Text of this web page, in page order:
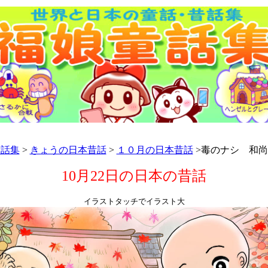
集> きょうの日本昔話> １０月の日本昔話>毒のナシ 和尚
10月22日の日本の昔話
イラストタッチでイラスト大